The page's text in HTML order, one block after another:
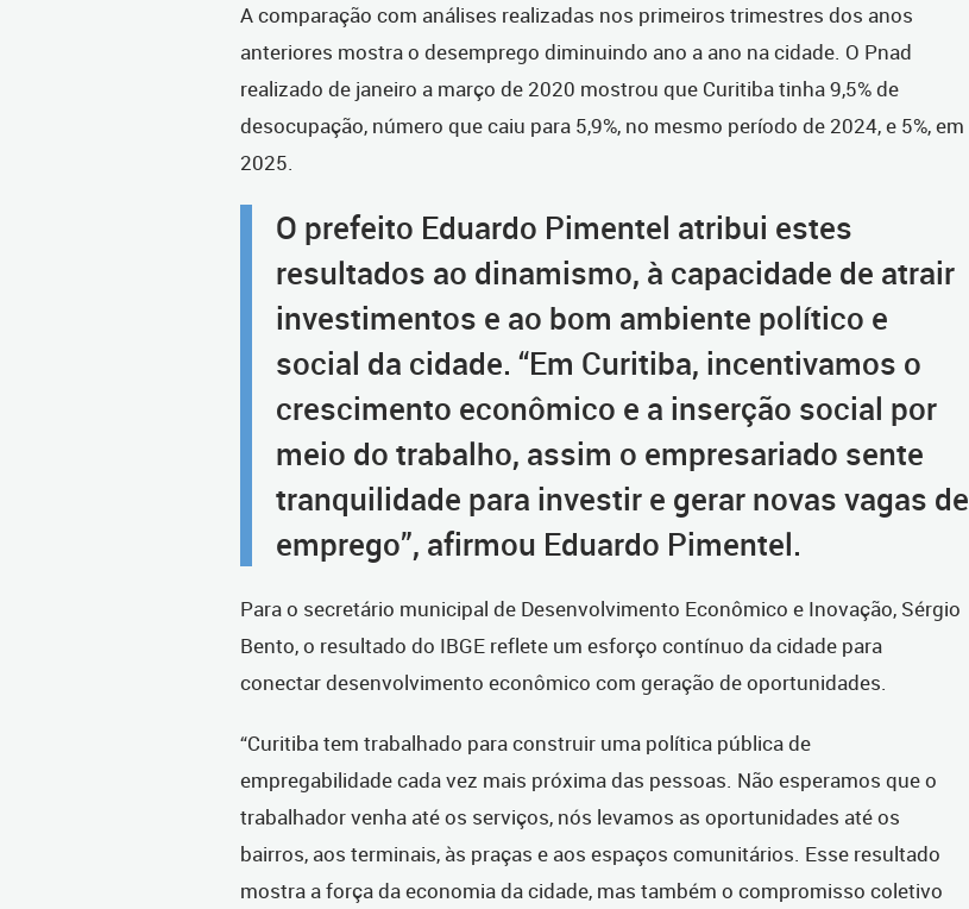
A comparação com análises realizadas nos primeiros trimestres dos anos
anteriores mostra o desemprego diminuindo ano a ano na cidade. O Pnad
realizado de janeiro a março de 2020 mostrou que Curitiba tinha 9,5% de
desocupação, número que caiu para 5,9%, no mesmo período de 2024, e 5%, em
2025.
O prefeito Eduardo Pimentel atribui estes
resultados ao dinamismo, à capacidade de atrair
investimentos e ao bom ambiente político e
social da cidade. “Em Curitiba, incentivamos o
crescimento econômico e a inserção social por
meio do trabalho, assim o empresariado sente
tranquilidade para investir e gerar novas vagas de
emprego”, afirmou Eduardo Pimentel.
Para o secretário municipal de Desenvolvimento Econômico e Inovação, Sérgio
Bento, o resultado do IBGE reflete um esforço contínuo da cidade para
conectar desenvolvimento econômico com geração de oportunidades.
“Curitiba tem trabalhado para construir uma política pública de
empregabilidade cada vez mais próxima das pessoas. Não esperamos que o
trabalhador venha até os serviços, nós levamos as oportunidades até os
bairros, aos terminais, às praças e aos espaços comunitários. Esse resultado
mostra a força da economia da cidade, mas também o compromisso coletivo